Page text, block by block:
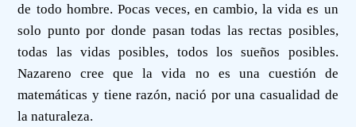
de todo hombre. Pocas veces, en cambio, la vida es un
solo punto por donde pasan todas las rectas posibles,
todas las vidas posibles, todos los sueños posibles.
Nazareno cree que la vida no es una cuestión de
matemáticas y tiene razón, nació por una casualidad de
la naturaleza.